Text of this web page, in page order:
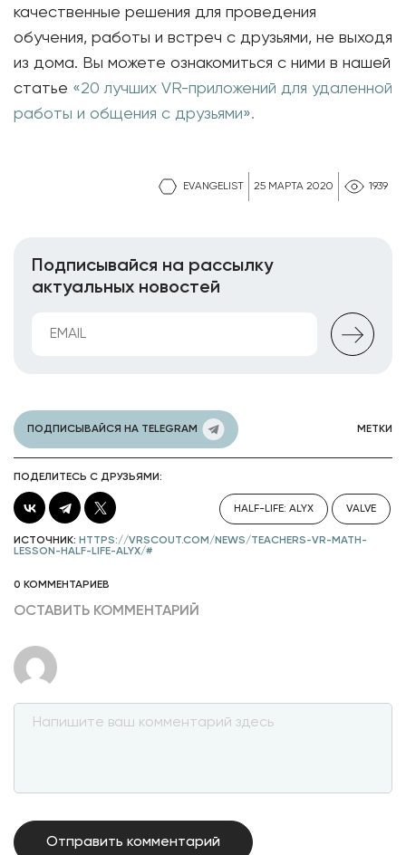
EVANGELIST 25 МАРТА 2020 1939
качественные решения для проведения
обучения, работы и встреч с друзьями, не выходя
из дома. Вы можете ознакомиться с ними в нашей
статье «20 лучших VR-приложений для удаленной
работы и общения с друзьями».
Подписывайся на рассылку
актуальных новостей
ПОДПИСЫВАЙСЯ НА TELEGRAM МЕТКИ
ПОДЕЛИТЕСЬ С ДРУЗЬЯМИ:
HALF-LIFE: ALYX VALVE
ИСТОЧНИК: HTTPS://VRSCOUT.COM/NEWS/TEACHERS-VR-MATH-
LESSON-HALF-LIFE-ALYX/#
0 КОММЕНТАРИЕВ
ОСТАВИТЬ КОММЕНТАРИЙ